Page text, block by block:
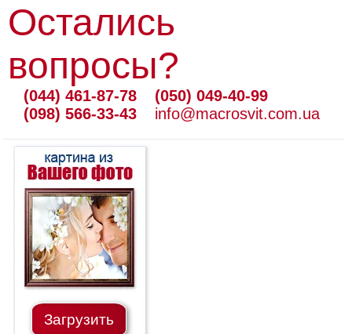
Остались
вопросы?
(044) 461-87-78
(098) 566-33-43
(050) 049-40-99
info@macrosvit.com.ua
Загрузить